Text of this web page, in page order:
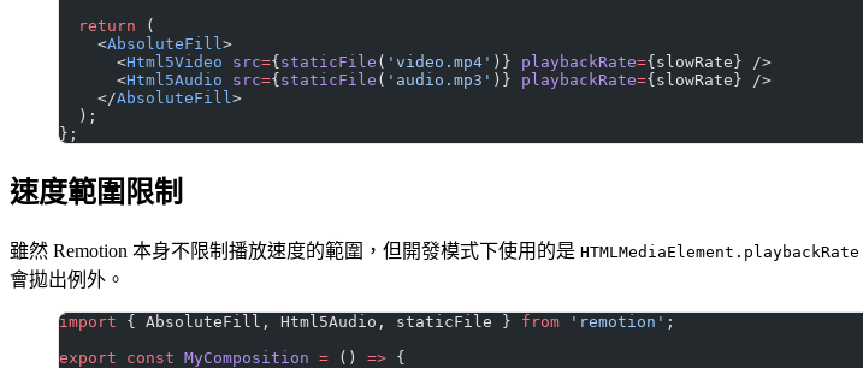
  return
(
    <
AbsoluteFill >
      <
Html5Video src={ staticFile ( 'video.mp4' )} playbackRate={slowRate} />
      <
Html5Audio src={ staticFile ( 'audio.mp3' )} playbackRate={slowRate} />
    </
AbsoluteFill >
  );
};
速度範圍限制
雖然 Remotion 本身不限制播放速度的範圍，但開發模式下使用的是 HTMLMediaElement.playbackRate
會拋出例外。
import { AbsoluteFill, Html5Audio, staticFile } from 'remotion' ;
export const MyComposition = () => {